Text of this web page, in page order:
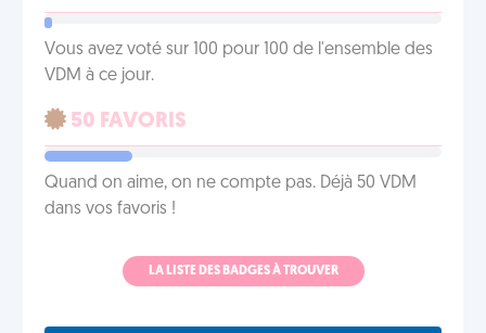
Vous avez voté sur 100 pour 100 de l'ensemble des
VDM à ce jour.
50 FAVORIS
Quand on aime, on ne compte pas. Déjà 50 VDM
dans vos favoris !
LA LISTE DES BADGES À TROUVER